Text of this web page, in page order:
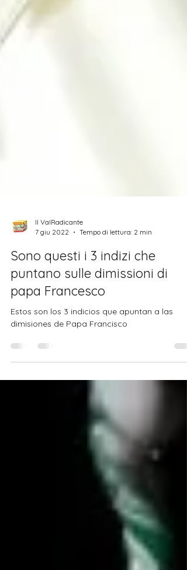
Il ValRadicante
7 giu 2022
Tempo di lettura: 2 min
Sono questi i 3 indizi che
puntano sulle dimissioni di
papa Francesco
dimisiones de Papa Francisco